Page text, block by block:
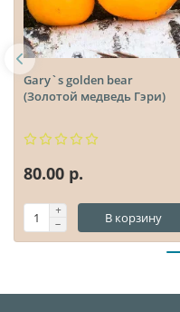
Gary`s golden bear
(Золотой медведь Гэри)
80.00 р.
В корзину